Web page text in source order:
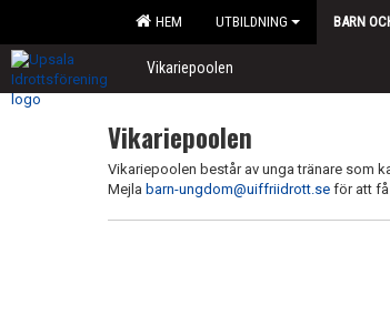
HEM UTBILDNING BARN
Vikariepoolen
Vikariepoolen
Vikariepoolen består av unga tränare som
Mejla barn-ungdom@uiffriidrott.se för att